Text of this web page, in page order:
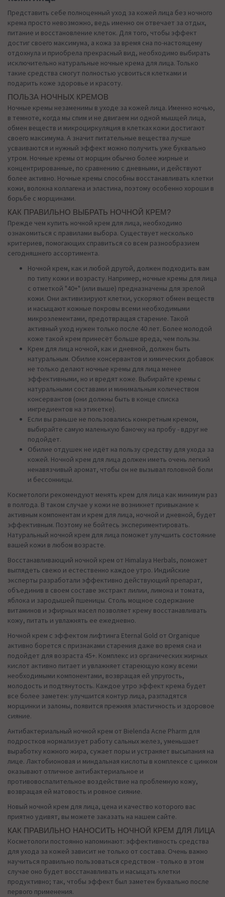
Представить себе полноценный уход за кожей лица без ночного
крема просто невозможно, ведь именно он отвечает за отдых,
питание и восстановление клеток. Для того, чтобы эффект
достиг своего максимума, а кожа за время сна по-настоящему
отдохнула и приобрела прекрасный вид, необходимо выбирать
исключительно натуральные ночные крема для лица. Только
такие средства смогут полностью усвоиться клетками и
подарить коже здоровье и красоту.
ПОЛЬЗА НОЧНЫХ КРЕМОВ
Ночные кремы незаменимы в уходе за кожей лица. Именно ночью,
в темноте, когда мы спим и не двигаем ни одной мышцей лица,
обмен веществ и микроциркуляция в клетках кожи достигают
своего максимума. А значит питательные вещества лучше
усваиваются и нужный эффект можно получить уже буквально
утром. Ночные кремы от морщин обычно более жирные и
концентрированные, по сравнению с дневными, и действуют
более активно. Ночные кремы способны восстанавливать клетки
кожи, волокна коллагена и эластина, поэтому особенно хороши в
борьбе с морщинами.
КАК ПРАВИЛЬНО ВЫБРАТЬ НОЧНОЙ КРЕМ?
Прежде чем купить ночной крем для лица, необходимо
ознакомиться с правилами выбора. Существует несколько
критериев, помогающих справиться со всем разнообразием
сегодняшнего ассортимента.
Ночной крем, как и любой другой, должен подходить вам
по типу кожи и возрасту. Например, ночные кремы для лица
с отметкой "40+" (или выше) предназначены для зрелой
кожи. Они активизируют клетки, ускоряют обмен веществ
и насыщают кожные покровы всеми необходимыми
микроэлементами, предотвращая старение. Такой
активный уход нужен только после 40 лет. Более молодой
коже такой крем принесёт больше вреда, чем пользы.
Крем для лица ночной, как и дневной, должен быть
натуральным. Обилие консервантов и химических добавок
не только делают ночные кремы для лица менее
эффективными, но и вредят коже. Выбирайте кремы с
натуральными составами и минимальным количеством
консервантов (они должны быть в конце списка
ингредиентов на этикетке).
Если вы раньше не пользовались конкретным кремом,
выбирайте самую маленькую баночку на пробу - вдруг не
подойдет.
Обилие отдушек не идёт на пользу средству для ухода за
кожей. Ночной крем для лица должен иметь очень легкий
ненавязчивый аромат, чтобы он не вызывал головной боли
и бессонницы.
Косметологи рекомендуют менять крем для лица как минимум раз
в полгода. В таком случае у кожи не возникнет привыкание к
активным компонентам и крем для лица, ночной и дневной, будет
эффективным. Поэтому не бойтесь экспериментировать.
Натуральный ночной крем для лица поможет улучшить состояние
вашей кожи в любом возрасте.
Восстанавливающий ночной крем от Himalaya Herbals, поможет
выглядеть свежо и естественно каждое утро. Индийские
эксперты разработали эффективно действующий препарат,
объединив в своем составе экстракт лилии, лимона и томата,
яблока и зародышей пшеницы. Столь мощное содержание
витаминов и эфирных масел позволяет крему восстанавливать
кожу, питать и увлажнять ее ежедневно.
Ночной крем с эффектом лифтинга Eternal Gold от Organique
активно борется с признаками старения даже во время сна и
подойдет для возраста 45+. Комплекс из органических жирных
кислот активно питает и увлажняет стареющую кожу всеми
необходимыми компонентами, возвращая ей упругость,
молодость и подтянутость. Каждое утро эффект крема будет
все более заметен: улучшится контур лица, разгладятся
морщинки и заломы, появится прежняя эластичность и здоровое
сияние.
Антибактериальный ночной крем от Bielenda Acne Pharm для
подростков нормализует работу сальных желез, уменьшает
выработку кожного жира, сужает поры и устраняет высыпания на
лице. Лактобионовая и миндальная кислоты в комплексе с цинком
оказывают отличное антибактериальное и
противовоспалительное воздействие на проблемную кожу,
возвращая ей матовость и ровное сияние.
Новый ночной крем для лица, цена и качество которого вас
приятно удивят, вы можете заказать на нашем сайте.
КАК ПРАВИЛЬНО НАНОСИТЬ НОЧНОЙ КРЕМ ДЛЯ ЛИЦА
Косметологи постоянно напоминают: эффективность средства
для ухода за кожей зависит не только от состава. Очень важно
научиться правильно пользоваться средством - только в этом
случае оно будет восстанавливать и насыщать клетки
продуктивно; так, чтобы эффект был заметен буквально после
первого применения.